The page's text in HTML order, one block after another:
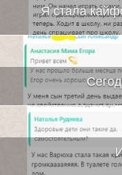
Я стала